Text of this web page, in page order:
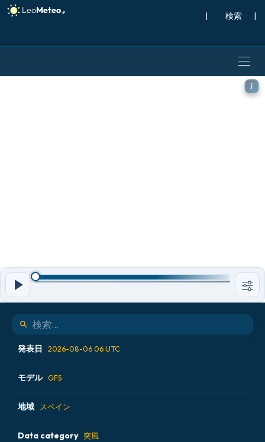
| |
GFS モデル - スペイン, 突
発表日 2026-08-06 06 UTC
2026-08-05 12 UTC
2026-08-05 18 UTC
2026-08-06 00 UTC
モデル GFS
ALADIN CZ 2.3 km
ECMWF AIFS [AI]
地域 スペイン
アイスランド
Data category 突風